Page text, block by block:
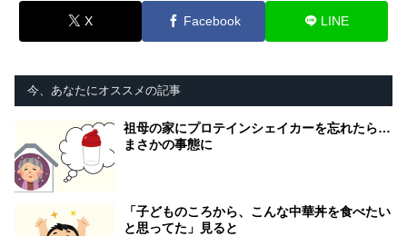
X Facebook LINE
今、あなたにオススメの記事
祖母の家にプロテインシェイカーを忘れたら…
まさかの事態に
「子どものころから、こんな中華丼を食べたい
と思ってた」見ると